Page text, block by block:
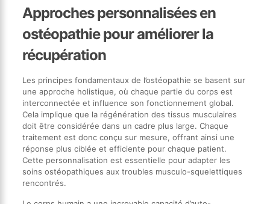
Approches personnalisées en
ostéopathie pour améliorer la
récupération
Les principes fondamentaux de l’ostéopathie se basent sur
une approche holistique, où chaque partie du corps est
interconnectée et influence son fonctionnement global.
Cela implique que la régénération des tissus musculaires
doit être considérée dans un cadre plus large. Chaque
traitement est donc conçu sur mesure, offrant ainsi une
réponse plus ciblée et efficiente pour chaque patient.
Cette personnalisation est essentielle pour adapter les
soins ostéopathiques aux troubles musculo-squelettiques
rencontrés.